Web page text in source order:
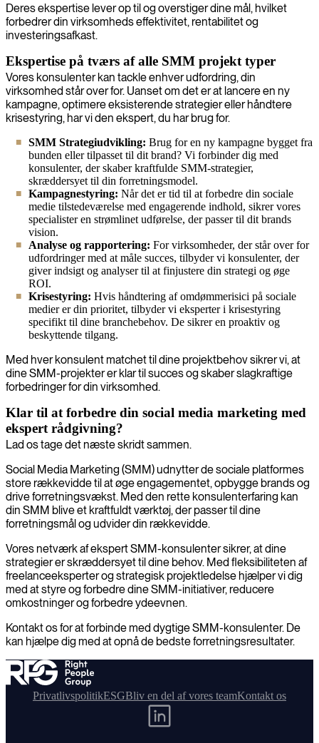
Deres ekspertise lever op til og overstiger dine mål, hvilket
forbedrer din virksomheds effektivitet, rentabilitet og
investeringsafkast.
Ekspertise på tværs af alle SMM projekt typer
Vores konsulenter kan tackle enhver udfordring, din
virksomhed står over for. Uanset om det er at lancere en ny
kampagne, optimere eksisterende strategier eller håndtere
krisestyring, har vi den ekspert, du har brug for.
SMM Strategiudvikling: Brug for en ny kampagne bygget fra
bunden eller tilpasset til dit brand? Vi forbinder dig med
konsulenter, der skaber kraftfulde SMM-strategier,
skræddersyet til din forretningsmodel.
Kampagnestyring: Når det er tid til at forbedre din sociale
medie tilstedeværelse med engagerende indhold, sikrer vores
specialister en strømlinet udførelse, der passer til dit brands
vision.
Analyse og rapportering: For virksomheder, der står over for
udfordringer med at måle succes, tilbyder vi konsulenter, der
giver indsigt og analyser til at finjustere din strategi og øge
ROI.
Krisestyring: Hvis håndtering af omdømmerisici på sociale
medier er din prioritet, tilbyder vi eksperter i krisestyring
specifikt til dine branchebehov. De sikrer en proaktiv og
beskyttende tilgang.
Med hver konsulent matchet til dine projektbehov sikrer vi, at
dine SMM-projekter er klar til succes og skaber slagkraftige
forbedringer for din virksomhed.
Klar til at forbedre din social media marketing med
ekspert rådgivning?
Lad os tage det næste skridt sammen.
Social Media Marketing (SMM) udnytter de sociale platformes
store rækkevidde til at øge engagementet, opbygge brands og
drive forretningsvækst. Med den rette konsulenterfaring kan
din SMM blive et kraftfuldt værktøj, der passer til dine
forretningsmål og udvider din rækkevidde.
Vores netværk af ekspert SMM-konsulenter sikrer, at dine
strategier er skræddersyet til dine behov. Med fleksibiliteten af
freelanceeksperter og strategisk projektledelse hjælper vi dig
med at styre og forbedre dine SMM-initiativer, reducere
omkostninger og forbedre ydeevnen.
Kontakt os for at forbinde med dygtige SMM-konsulenter. De
kan hjælpe dig med at opnå de bedste forretningsresultater.
PrivatlivspolitikESGBliv en del af vores teamKontakt os